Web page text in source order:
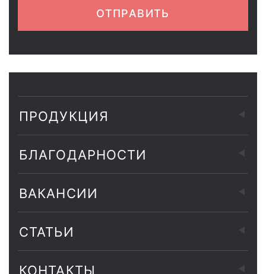
ОТПРАВИТЬ
ПРОДУКЦИЯ
БЛАГОДАРНОСТИ
ВАКАНСИИ
СТАТЬИ
КОНТАКТЫ